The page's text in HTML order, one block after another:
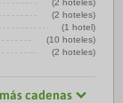
(2 hoteles)
(2 hoteles)
(1 hotel)
(10 hoteles)
(2 hoteles)
cadenas